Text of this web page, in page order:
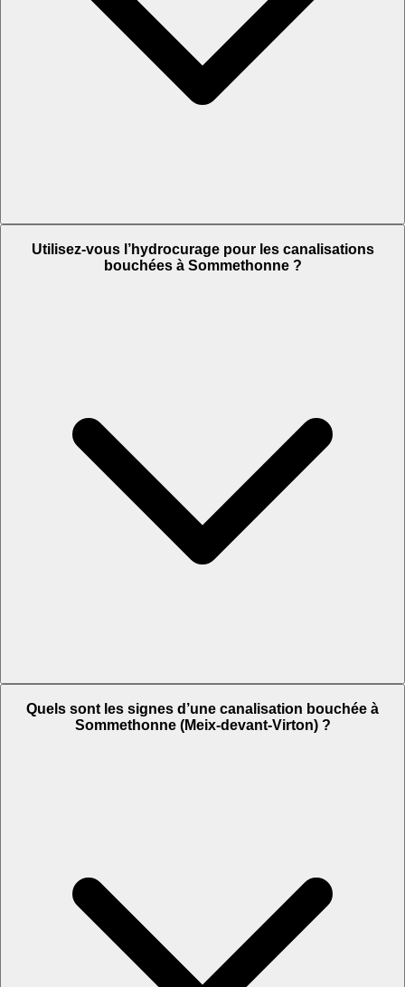
Utilisez-vous l’hydrocurage pour les canalisations
bouchées à Sommethonne ?
Quels sont les signes d’une canalisation bouchée à
Sommethonne (Meix-devant-Virton) ?